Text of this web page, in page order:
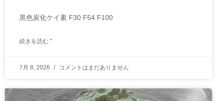
黒色炭化ケイ素 F30 F54 F100
続きを読む "
7月 8, 2026 コメントはまだありません